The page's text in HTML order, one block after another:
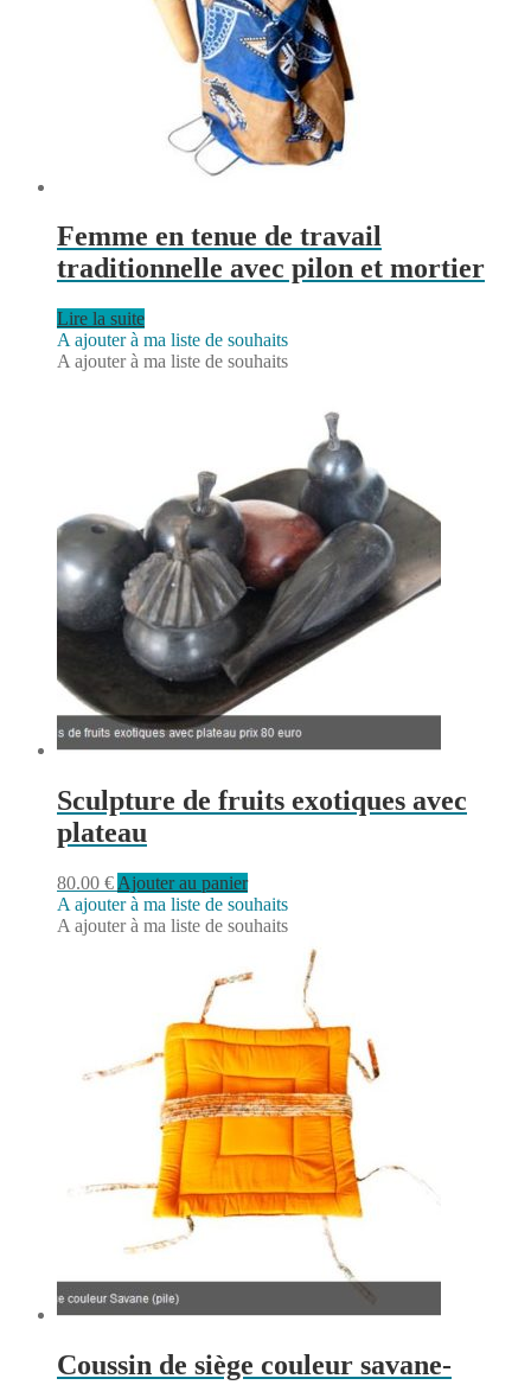
Femme en tenue de travail
traditionnelle avec pilon et mortier
Lire la suite
A ajouter à ma liste de souhaits
A ajouter à ma liste de souhaits
Sculpture de fruits exotiques avec
plateau
80.00 € Ajouter au panier
A ajouter à ma liste de souhaits
A ajouter à ma liste de souhaits
Coussin de siège couleur savane-